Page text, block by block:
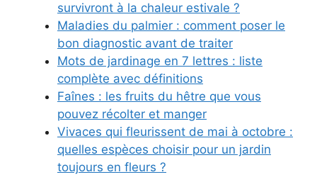
survivront à la chaleur estivale ?
Maladies du palmier : comment poser le
bon diagnostic avant de traiter
Mots de jardinage en 7 lettres : liste
complète avec définitions
Faînes : les fruits du hêtre que vous
pouvez récolter et manger
Vivaces qui fleurissent de mai à octobre :
quelles espèces choisir pour un jardin
toujours en fleurs ?